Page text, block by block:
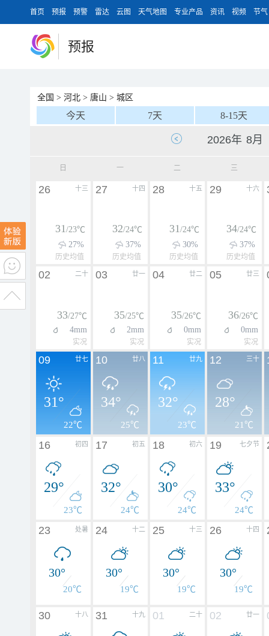
首页 预报 预警 雷达 云图 天气地图 专业产品 资讯 视频 节气
预报
全国 > 河北 > 唐山 > 城区
今天 7天 8-15天
日 一 二 三
十三
26
31/23℃
27%
历史均值
十四
27
32/24℃
37%
历史均值
十五
28
31/24℃
30%
历史均值
十六
29
34/24℃
37%
历史均值
二十
02
33/27℃
4mm
实况
廿一
03
35/25℃
2mm
实况
廿二
04
35/26℃
0mm
实况
廿三
05
36/26℃
0mm
实况
廿七
09
31°
22℃
廿八
10
34°
25℃
廿九
11
32°
23℃
三十
12
28°
21℃
初四
16
29°
23℃
初五
17
32°
24℃
初六
18
30°
24℃
七夕节
19
33°
24℃
处暑
23
30°
20℃
十二
24
30°
19℃
十三
25
30°
19℃
十四
26
30°
19℃
十八
30 十九
31 二十
01 廿一
02